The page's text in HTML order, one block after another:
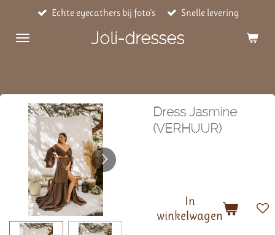
naar
Joli-dresses
Echte eyecathers bij foto's Snelle levering
Dress Jasmine
(VERHUUR)
In
winkelwagen